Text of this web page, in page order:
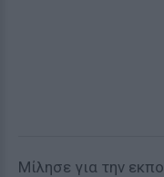
Μίλησε για την